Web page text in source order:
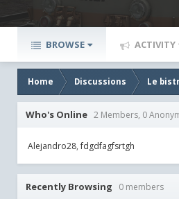
BROWSE ACTIVITY
Home Discussions Le
Who's Online 2 Members, 0
Alejandro28 fdgdfagfsrtgh
Recently Browsing 0 members